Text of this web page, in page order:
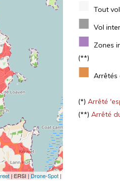
Tout
■ Vol
■
Zones
(**)
■ Arrêtés
(*) Arrêté
(**) Arrêté